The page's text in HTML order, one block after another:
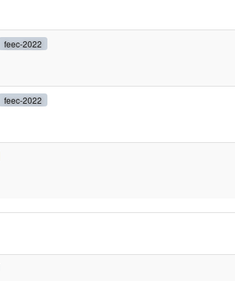
feec-2022
feec-2022